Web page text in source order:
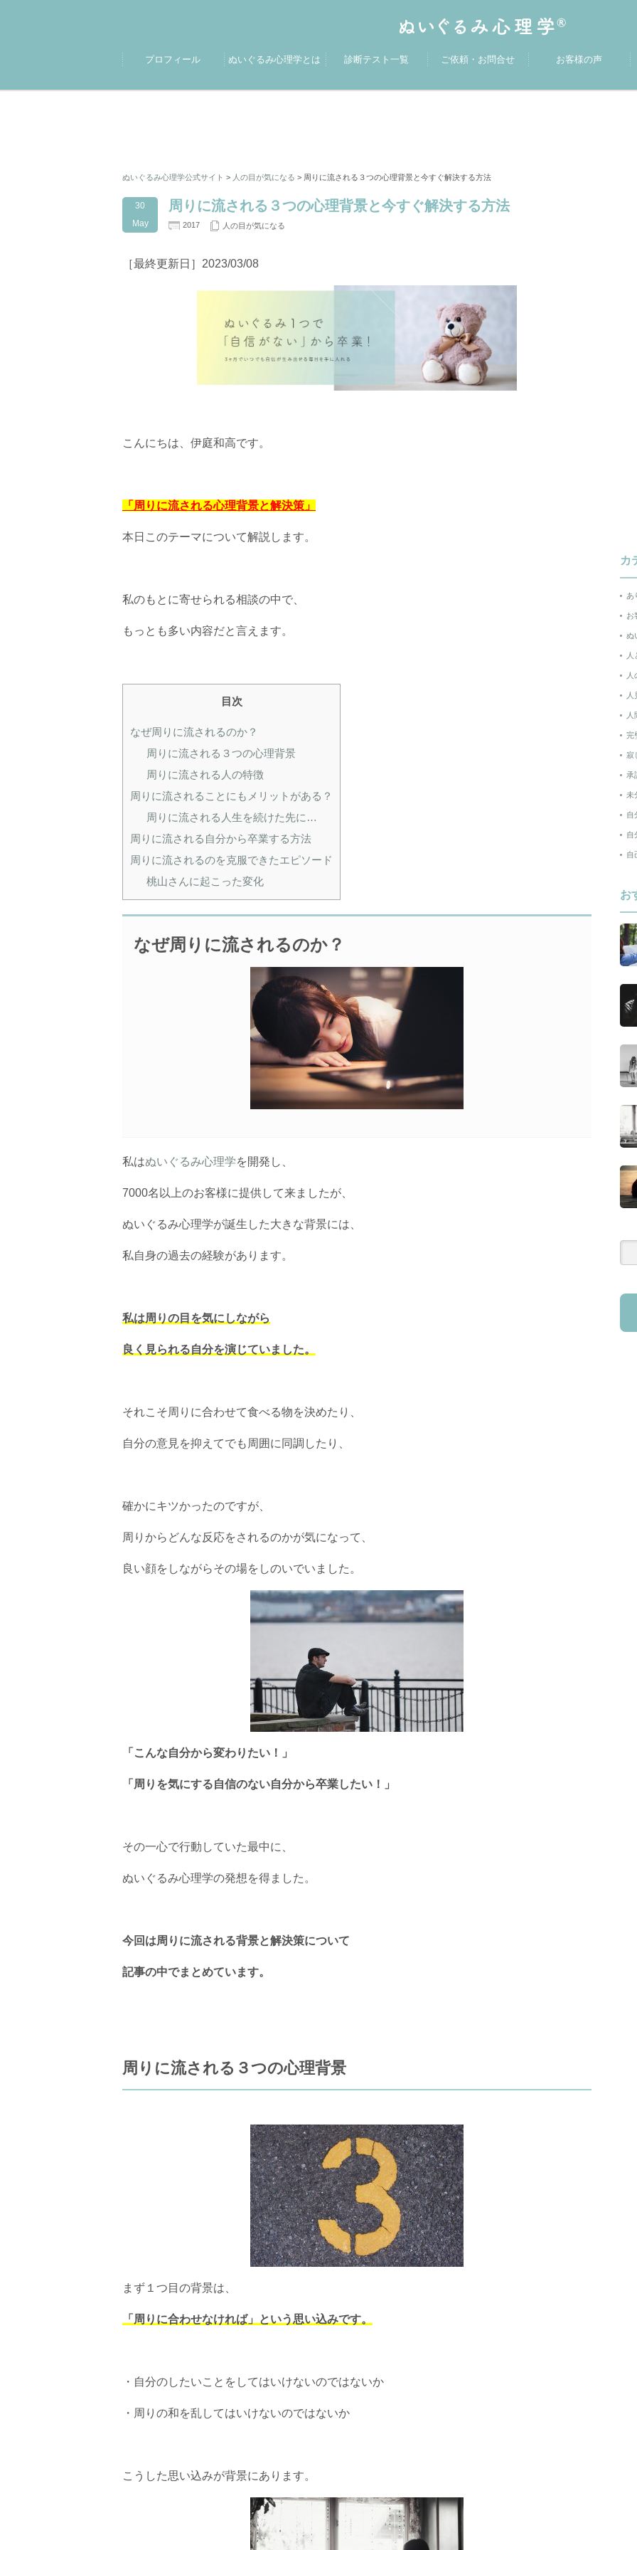
プロフィール ぬいぐるみ心理学とは 診断テスト一覧 ご依頼・お問合せ お客様の声
ぬいぐるみ心理学公式サイト > 人の目が気になる > 周りに流される３つの心理背景と今すぐ解決する方法
30
May
周りに流される３つの心理背景と今すぐ解決する方法
2017 人の目が気になる
［最終更新日］2023/03/08
こんにちは、伊庭和高です。
「周りに流される心理背景と解決策」
本日このテーマについて解説します。
私のもとに寄せられる相談の中で、
もっとも多い内容だと言えます。
目次
なぜ周りに流されるのか？
周りに流される３つの心理背景
周りに流される人の特徴
周りに流されることにもメリットがある？
周りに流される人生を続けた先に…
周りに流される自分から卒業する方法
周りに流されるのを克服できたエピソード
桃山さんに起こった変化
なぜ周りに流されるのか？
私はぬいぐるみ心理学を開発し、
7000名以上のお客様に提供して来ましたが、
ぬいぐるみ心理学が誕生した大きな背景には、
私自身の過去の経験があります。
私は周りの目を気にしながら
良く見られる自分を演じていました。
それこそ周りに合わせて食べる物を決めたり、
自分の意見を抑えてでも周囲に同調したり、
確かにキツかったのですが、
周りからどんな反応をされるのかが気になって、
良い顔をしながらその場をしのいでいました。
「こんな自分から変わりたい！」
「周りを気にする自信のない自分から卒業したい！」
その一心で行動していた最中に、
ぬいぐるみ心理学の発想を得ました。
今回は周りに流される背景と解決策について
記事の中でまとめています。
周りに流される３つの心理背景
まず１つ目の背景は、
「周りに合わせなければ」という思い込みです。
・自分のしたいことをしてはいけないのではないか
・周りの和を乱してはいけないのではないか
こうした思い込みが背景にあります。
カ
あ
お
ぬ
人
人
人
完
寂
承
未
自
自
自
お